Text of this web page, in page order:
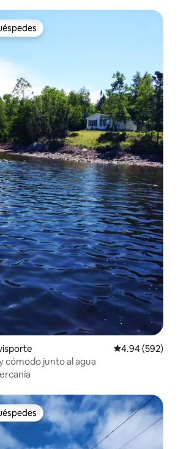
preferido
Calificación
4.94 (592)
cómodo junto al agua
preferido